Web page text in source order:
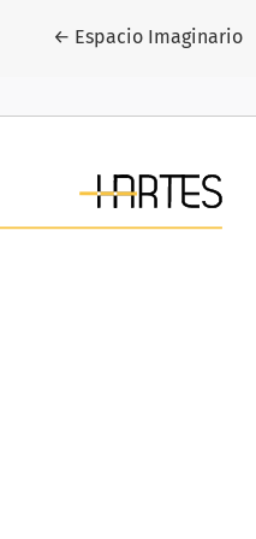
← Volver a los detalles
Espacio Imaginario